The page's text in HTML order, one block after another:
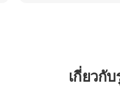
เกี่ยวกั